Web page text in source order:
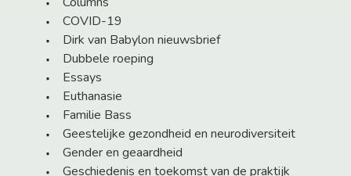
COVID-19
Dirk van Babylon nieuwsbrief
Dubbele roeping
Essays
Euthanasie
Familie Bass
Geestelijke gezondheid en neurodiversiteit
Gender en geaardheid
Geschiedenis en toekomst van de praktijk